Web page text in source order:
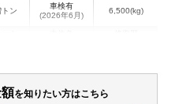
ン
車検有
(2026年6月)
6,500(kg)
報を知りたい方はこちら